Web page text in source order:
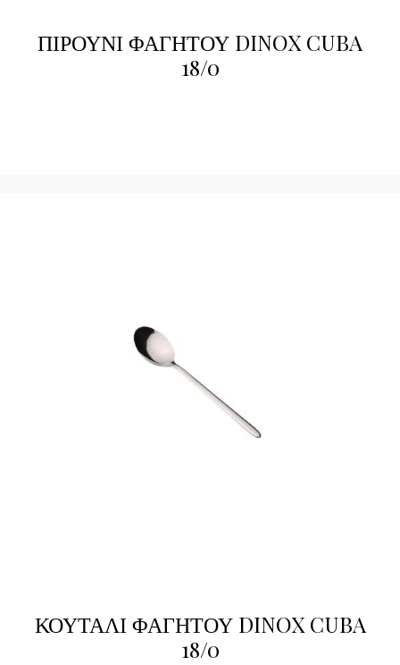
ΠΙΡΟΥΝΙ ΦΑΓΗΤΟΥ DINOX CUBA
18/0
ΚΟΥΤΑΛΙ ΦΑΓΗΤΟΥ DINOX CUBA
18/0